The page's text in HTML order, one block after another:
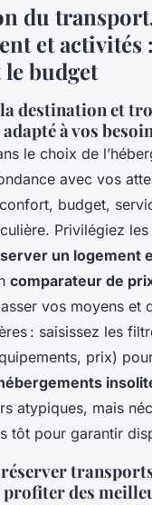
du
et
budget
destination et
à vos
le choix de
avec vos
budget,
Privilégiez
un logement
comparateur de
vos moyens et
: saisissez les
prix)
atypiques, mais
tôt pour garantir
profiter des